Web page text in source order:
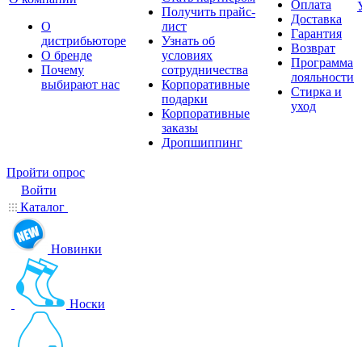
О
дистрибьюторе
О бренде
Почему
выбирают нас
Получить прайс-
лист
Узнать об
условиях
сотрудничества
Корпоративные
подарки
Корпоративные
заказы
Дропшиппинг
Оплата
Доставка
Гарантия
Возврат
Программа
лояльности
Стирка и
уход
Пройти опрос
Войти
Каталог
Новинки
Носки